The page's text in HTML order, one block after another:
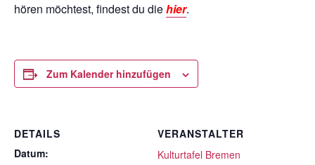
hören möchtest, findest du diehier.
Zum Kalender hinzufügen
DETAILS
Datum:
VERANSTALTER
Kulturtafel Bremen